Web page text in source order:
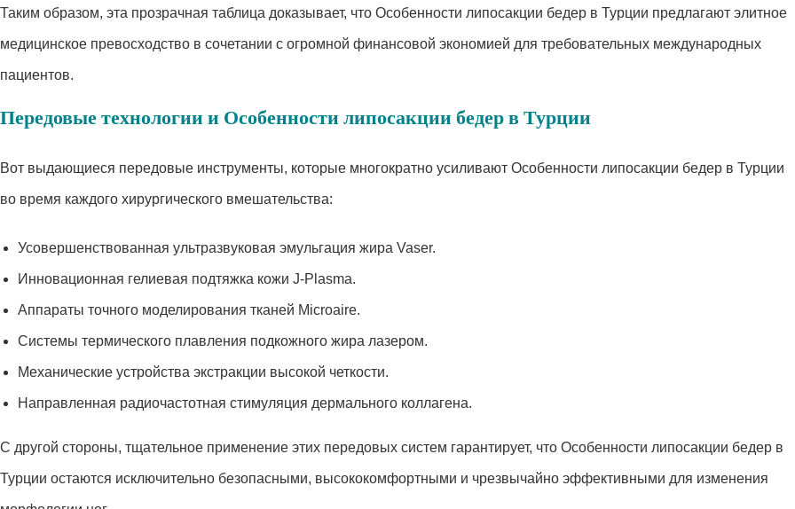
Таким образом, эта прозрачная таблица доказывает, что Особенности липосакции бедер в Турции предлагают элитное
медицинское превосходство в сочетании с огромной финансовой экономией для требовательных международных
пациентов.
Передовые технологии и Особенности липосакции бедер в Турции
Вот выдающиеся передовые инструменты, которые многократно усиливают Особенности липосакции бедер в Турции
во время каждого хирургического вмешательства:
Усовершенствованная ультразвуковая эмульгация жира Vaser.
Инновационная гелиевая подтяжка кожи J-Plasma.
Аппараты точного моделирования тканей Microaire.
Системы термического плавления подкожного жира лазером.
Механические устройства экстракции высокой четкости.
Направленная радиочастотная стимуляция дермального коллагена.
С другой стороны, тщательное применение этих передовых систем гарантирует, что Особенности липосакции бедер в
Турции остаются исключительно безопасными, высококомфортными и чрезвычайно эффективными для изменения